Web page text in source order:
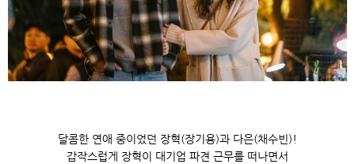
달콤한 연애 중이었던 장혁(장기용)과 다은(채수빈)!
갑작스럽게 장혁이 대기업 파견 근무를 떠나면서